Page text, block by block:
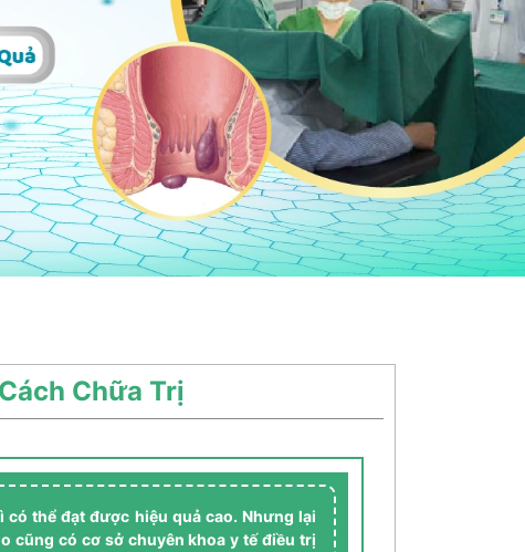
Chữa Trị
có thể đạt được hiệu quả cao. Nhưng lại
cũng có cơ sở chuyên khoa y tế điều trị